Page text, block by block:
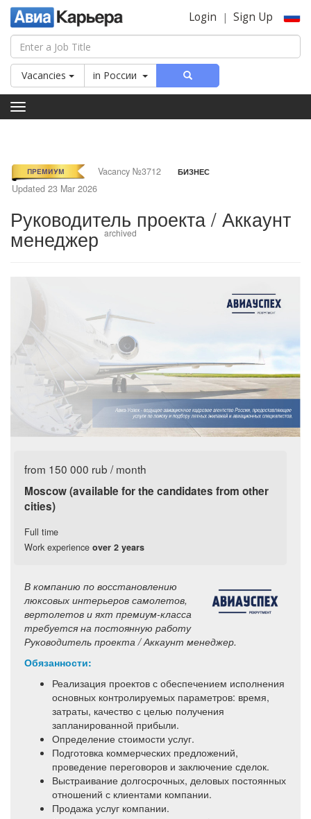
Vacancies in России
Login | Sign Up
Toggle
navigation
Vacancy №3712 БИЗНЕС
Updated 23 Mar 2026
Руководитель проекта / Аккаунт
менеджер archived
from 150 000 rub / month
Moscow (available for the candidates from other
cities)
Full time
Work experience over 2 years
В компанию по восстановлению
люксовых интерьеров самолетов,
вертолетов и яхт премиум-класса
требуется на постоянную работу
Руководитель проекта / Аккаунт менеджер.
Обязанности:
Реализация проектов с обеспечением исполнения
основных контролируемых параметров: время,
затраты, качество с целью получения
запланированной прибыли.
Определение стоимости услуг.
Подготовка коммерческих предложений,
проведение переговоров и заключение сделок.
Выстраивание долгосрочных, деловых постоянных
отношений с клиентами компании.
Продажа услуг компании.